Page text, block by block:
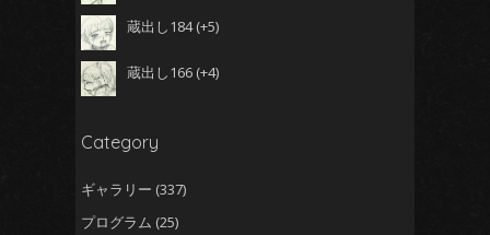
蔵出し184 +5
蔵出し166 +4
Category
ギャラリー (337)
プログラム (25)